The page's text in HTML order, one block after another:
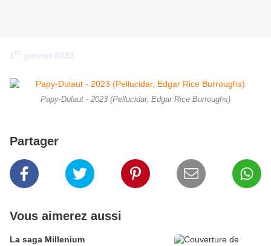
1 er janvier 2023
Papy-Dulaut - 2023 (Pellucidar, Edgar Rice Burroughs)
Partager
Vous aimerez aussi
La saga Millenium